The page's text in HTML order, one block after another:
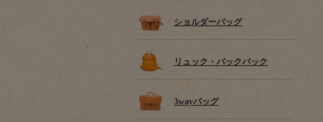
ショルダーバッグ
リュック・バックパック
3wayバッグ